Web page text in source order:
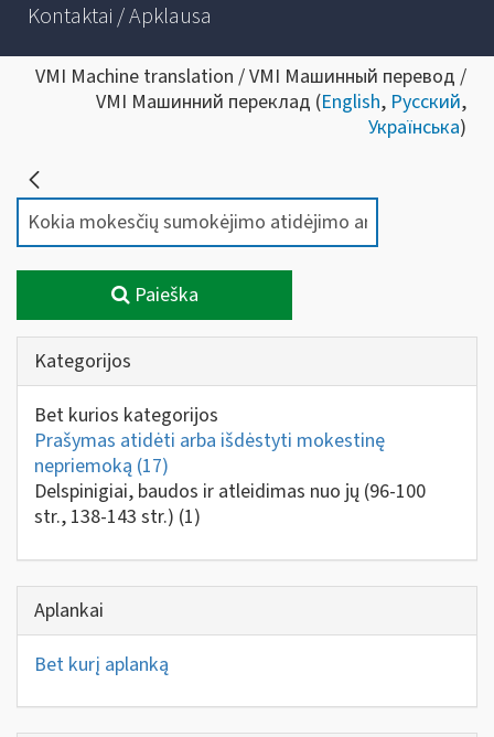
Kontaktai / Apklausa
VMI Machine translation / VMI Машинный перевод /
VMI Машинний переклад (English, Русский,
Українська)
Paieška
Kategorijos
Bet kurios kategorijos
Prašymas atidėti arba išdėstyti mokestinę
nepriemoką (17)
Delspinigiai, baudos ir atleidimas nuo jų (96-100
str., 138-143 str.) (1)
Aplankai
Bet kurį aplanką